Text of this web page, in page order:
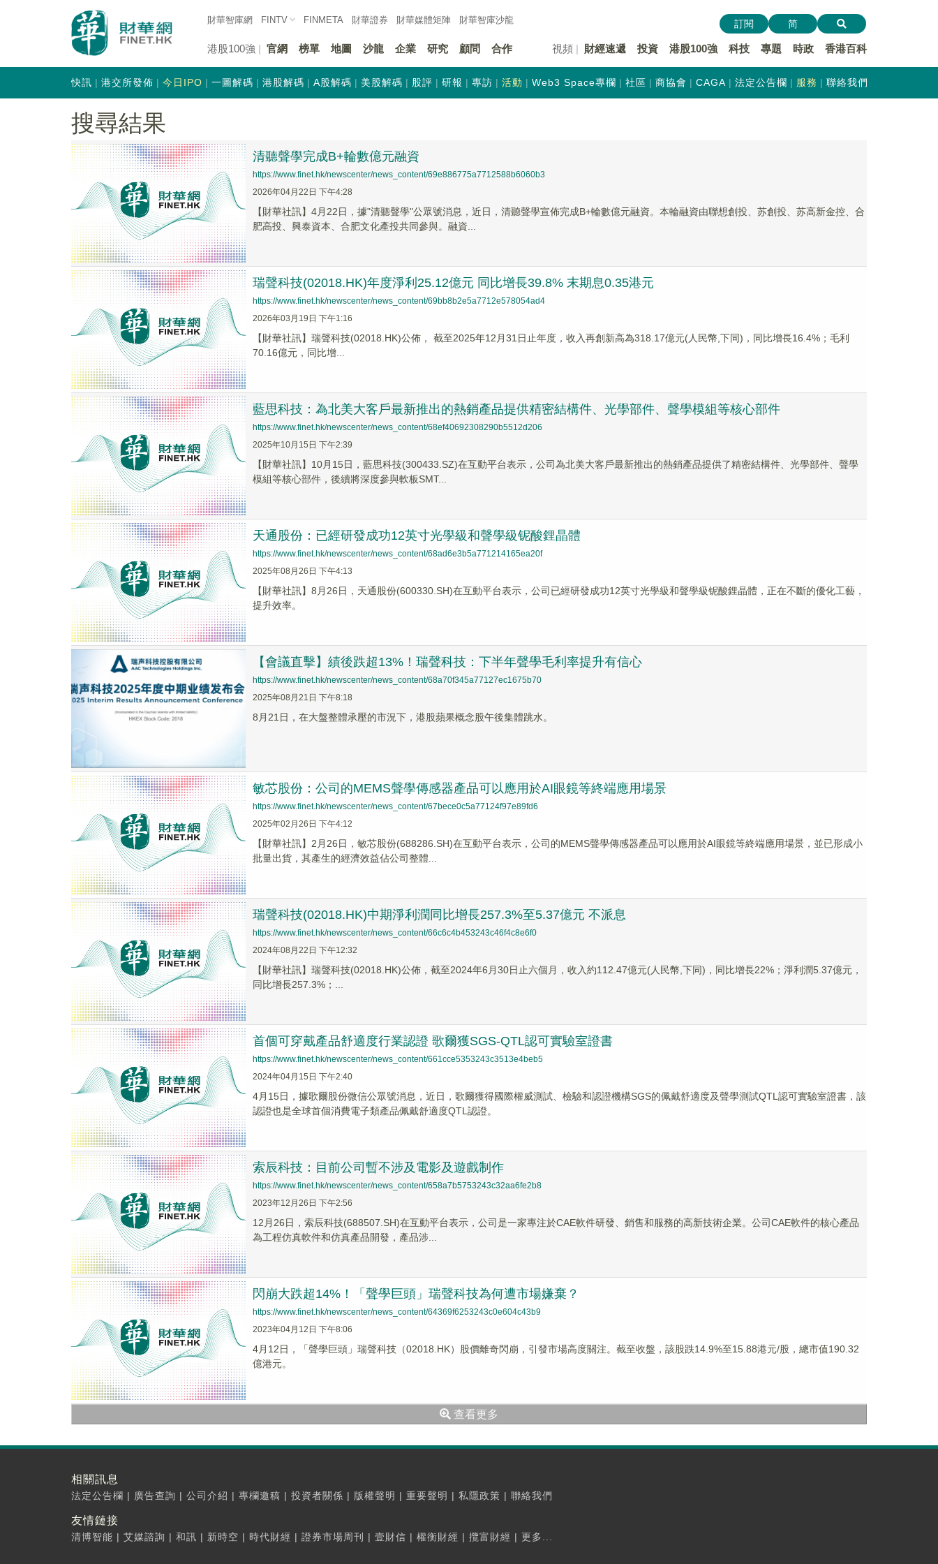
財華智庫網 FINTV FINMETA 財華證券 財華媒體矩陣 財華智庫沙龍
港股100強 官網 榜單 地圖 沙龍 企業 研究 顧問 合作 視頻 財經速遞 投資 港股100強 科技 專題 時政 香港百科
訂閱 简
快訊 港交所發佈 今日IPO 一圖解碼 港股解碼 A股解碼 美股解碼 股評 研報 專訪 活動 Web3 Space專欄 社區 商協會 CAGA 法定公告欄 服務 聯絡我們
搜尋結果
清聽聲學完成B+輪數億元融資
https://www.finet.hk/newscenter/news_content/69e886775a7712588b6060b3
2026年04月22日 下午4:28
​【財華社訊】4月22日，據"清聽聲學"公眾號消息，近日，清聽聲學宣佈完成B+輪數億元融資。本輪融資由聯想創投、苏創投、苏高新金控、合
肥高投、興泰資本、合肥文化產投共同參與。融資...
瑞聲科技(02018.HK)年度淨利25.12億元 同比增長39.8% 末期息0.35港元​
https://www.finet.hk/newscenter/news_content/69bb8b2e5a7712e578054ad4
2026年03月19日 下午1:16
​【財華社訊】瑞聲科技(02018.HK)公佈， 截至2025年12月31日止年度，收入再創新高為318.17億元(人民幣,下同)，同比增長16.4%；毛利
70.16億元，同比增...
藍思科技：為北美大客戶最新推出的熱銷產品提供精密結構件、光學部件、聲學模組等核心部件
https://www.finet.hk/newscenter/news_content/68ef40692308290b5512d206
2025年10月15日 下午2:39
【財華社訊】10月15日，藍思科技(300433.SZ)在互動平台表示，公司為北美大客戶最新推出的熱銷產品提供了精密結構件、光學部件、聲學
模組等核心部件，後續將深度參與軟板SMT...
天通股份：已經研發成功12英寸光學級和聲學級铌酸鋰晶體
https://www.finet.hk/newscenter/news_content/68ad6e3b5a771214165ea20f
2025年08月26日 下午4:13
【財華社訊】8月26日，天通股份(600330.SH)在互動平台表示，公司已經研發成功12英寸光學級和聲學級铌酸鋰晶體，正在不斷的優化工藝，
提升效率。
【會議直擊】績後跌超13%！瑞聲科技：下半年聲學毛利率提升有信心
https://www.finet.hk/newscenter/news_content/68a70f345a77127ec1675b70
2025年08月21日 下午8:18
8月21日，在大盤整體承壓的市況下，港股蘋果概念股午後集體跳水。
敏芯股份：公司的MEMS聲學傳感器產品可以應用於AI眼鏡等終端應用場景
https://www.finet.hk/newscenter/news_content/67bece0c5a77124f97e89fd6
2025年02月26日 下午4:12
【財華社訊】2月26日，敏芯股份(688286.SH)在互動平台表示，公司的MEMS聲學傳感器產品可以應用於AI眼鏡等終端應用場景，並已形成小
批量出貨，其產生的經濟效益佔公司整體...
瑞聲科技(02018.HK)中期淨利潤同比增長257.3%至5.37億元 不派息
https://www.finet.hk/newscenter/news_content/66c6c4b453243c46f4c8e6f0
2024年08月22日 下午12:32
【財華社訊】瑞聲科技(02018.HK)公佈，截至2024年6月30日止六個月，收入約112.47億元(人民幣,下同)，同比增長22%；淨利潤5.37億元，
同比增長257.3%；...
首個可穿戴產品舒適度行業認證 歌爾獲SGS-QTL認可實驗室證書
https://www.finet.hk/newscenter/news_content/661cce5353243c3513e4beb5
2024年04月15日 下午2:40
4月15日，據歌爾股份微信公眾號消息，近日，歌爾獲得國際權威測試、檢驗和認證機構SGS的佩戴舒適度及聲學測試QTL認可實驗室證書，該
認證也是全球首個消費電子類產品佩戴舒適度QTL認證。
索辰科技：目前公司暫不涉及電影及遊戲制作
https://www.finet.hk/newscenter/news_content/658a7b5753243c32aa6fe2b8
2023年12月26日 下午2:56
12月26日，索辰科技(688507.SH)在互動平台表示，公司是一家專注於CAE軟件研發、銷售和服務的高新技術企業。公司CAE軟件的核心產品
為工程仿真軟件和仿真產品開發，產品涉...
閃崩大跌超14%！「聲學巨頭」瑞聲科技為何遭市場嫌棄？
https://www.finet.hk/newscenter/news_content/64369f6253243c0e604c43b9
2023年04月12日 下午8:06
4月12日，「聲學巨頭」瑞聲科技（02018.HK）股價離奇閃崩，引發市場高度關注。截至收盤，該股跌14.9%至15.88港元/股，總市值190.32
億港元。
查看更多
相關訊息
法定公告欄 | 廣告查詢 | 公司介紹 | 專欄邀稿 | 投資者關係 | 版權聲明 | 重要聲明 | 私隱政策 | 聯絡我們
友情鏈接
清博智能 | 艾媒諮詢 | 和訊 | 新時空 | 時代財經 | 證券市場周刊 | 壹財信 | 權衡財經 | 攬富財經 | 更多...